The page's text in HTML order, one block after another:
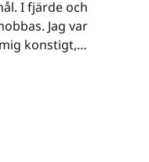
I fjärde och
Jag var
konstigt,
verbalt